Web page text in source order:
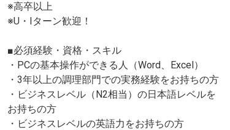
※高卒以上
※U・Iターン歓迎！
■必須経験・資格・スキル
・PCの基本操作ができる人（Word、Excel）
・3年以上の調理部門での実務経験をお持ちの方
・ビジネスレベル（N2相当）の日本語レベルを
お持ちの方
・ビジネスレベルの英語力をお持ちの方